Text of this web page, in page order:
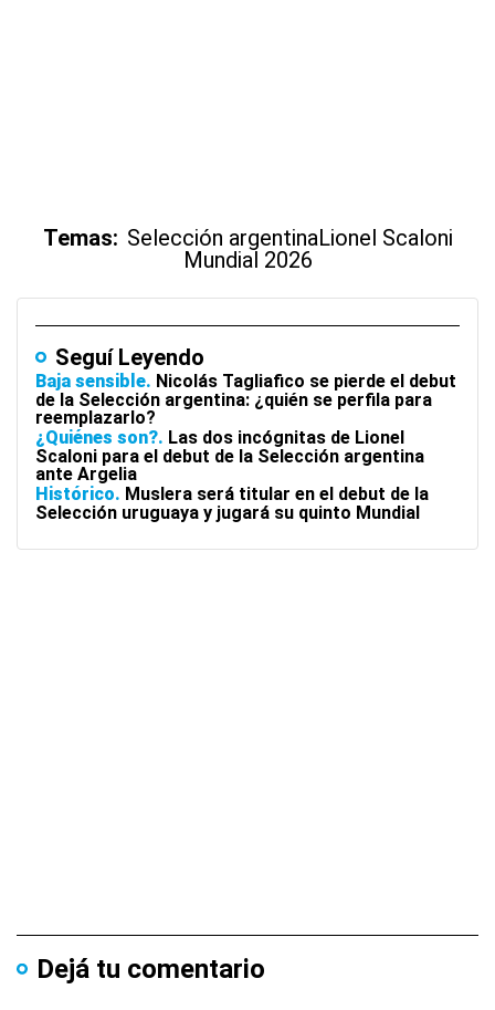
Temas: Selección argentinaLionel Scaloni
Mundial 2026
Seguí Leyendo
Baja sensible Nicolás Tagliafico se pierde el debut
de la Selección argentina: ¿quién se perfila para
reemplazarlo?
¿Quiénes son? Las dos incógnitas de Lionel
Scaloni para el debut de la Selección argentina
ante Argelia
Histórico Muslera será titular en el debut de la
Selección uruguaya y jugará su quinto Mundial
Dejá tu comentario